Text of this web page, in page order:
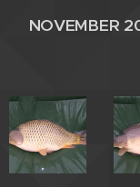
NOVEMBER